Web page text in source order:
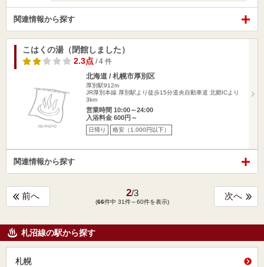
関連情報から探す
こはくの湯（閉館しました）
2.3点 / 4 件
北海道 / 札幌市厚別区
厚別駅912m
JR厚別本線 厚別駅より徒歩15分道央自動車道 北郷ICより
3km
営業時間 10:00～24:00
入浴料金 600円～
日帰り 格安（1,000円以下）
関連情報から探す
前へ 2/3
(66件中 31件～60件を表示)
次へ
札沼線の駅から探す
札幌